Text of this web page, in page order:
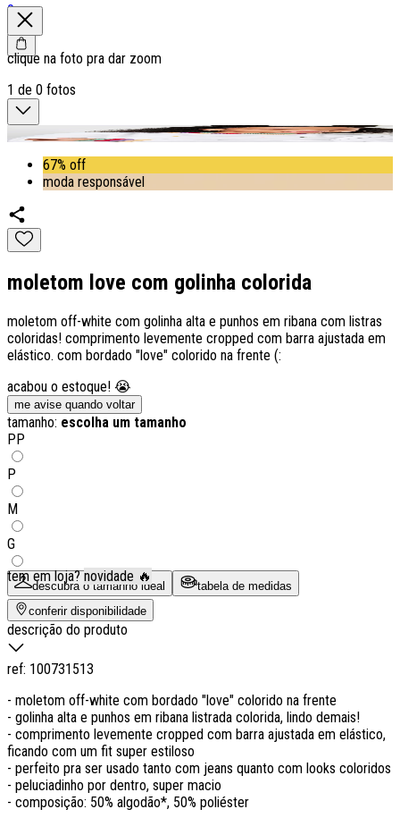
0
clique na foto pra dar zoom
1 de 0 fotos
67% off
moda responsável
moletom love com golinha colorida
moletom off-white com golinha alta e punhos em ribana com listras
coloridas! comprimento levemente cropped com barra ajustada em
elástico. com bordado "love" colorido na frente (:
acabou o estoque! 😭
me avise quando voltar
tamanho: escolha um tamanho
PP
P
M
G
descubra o tamanho ideal tabela de medidas
tem em loja? novidade 🔥
conferir disponibilidade
descrição do produto
ref: 100731513
- moletom off-white com bordado "love" colorido na frente
- golinha alta e punhos em ribana listrada colorida, lindo demais!
- comprimento levemente cropped com barra ajustada em elástico,
ficando com um fit super estiloso
- perfeito pra ser usado tanto com jeans quanto com looks coloridos
- peluciadinho por dentro, super macio
- composição: 50% algodão*, 50% poliéster